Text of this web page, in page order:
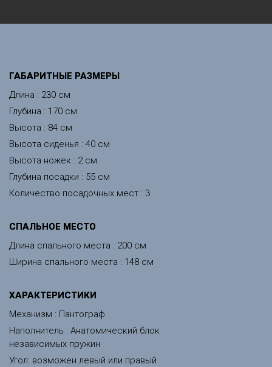
ГАБАРИТНЫЕ РАЗМЕРЫ
Длина : 230 см
Глубина : 170 см
Высота : 84 см
Высота сиденья : 40 см
Высота ножек : 2 см
Глубина посадки : 55 см
Количество посадочных мест : 3
CПАЛЬНОЕ МЕСТО
Длина спального места : 200 см
Ширина спального места : 148 см
ХАРАКТЕРИСТИКИ
Механизм : Пантограф
Наполнитель : Анатомический блок
независимых пружин
Угол: возможен левый или правый